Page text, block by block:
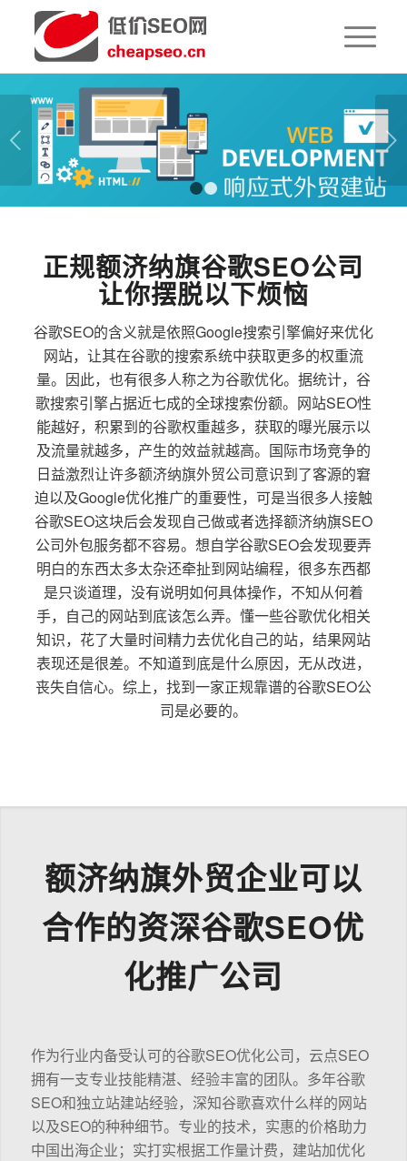
下一页
1 2
正规额济纳旗谷歌SEO公司
让你摆脱以下烦恼
谷歌SEO的含义就是依照Google搜索引擎偏好来优化
网站，让其在谷歌的搜索系统中获取更多的权重流
量。因此，也有很多人称之为谷歌优化。据统计，谷
歌搜索引擎占据近七成的全球搜索份额。网站SEO性
能越好，积累到的谷歌权重越多，获取的曝光展示以
及流量就越多，产生的效益就越高。国际市场竞争的
日益激烈让许多额济纳旗外贸公司意识到了客源的窘
迫以及Google优化推广的重要性，可是当很多人接触
谷歌SEO这块后会发现自己做或者选择额济纳旗SEO
公司外包服务都不容易。想自学谷歌SEO会发现要弄
明白的东西太多太杂还牵扯到网站编程，很多东西都
是只谈道理，没有说明如何具体操作，不知从何着
手，自己的网站到底该怎么弄。懂一些谷歌优化相关
知识，花了大量时间精力去优化自己的站，结果网站
表现还是很差。不知道到底是什么原因，无从改进，
丧失自信心。综上，找到一家正规靠谱的谷歌SEO公
司是必要的。
额济纳旗外贸企业可以
合作的资深谷歌SEO优
化推广公司
作为行业内备受认可的谷歌SEO优化公司，云点SEO
拥有一支专业技能精湛、经验丰富的团队。多年谷歌
SEO和独立站建站经验，深知谷歌喜欢什么样的网站
以及SEO的种种细节。专业的技术，实惠的价格助力
中国出海企业；实打实根据工作量计费，建站加优化